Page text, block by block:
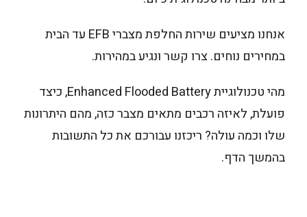
אנחנו מציעים שירות החלפת מצברי EFB עד הבית
במחירים נוחים. צרו קשר ונגיע במהירות.
מהי טכנולוגיית Enhanced Flooded Battery, כיצד
פועלת, לאיזה רכבים מתאים מצבר כזה, מהם היתרונות
שלו וכמה עולה? ריכזנו עבורכם את כל התשובות
בהמשך הדף.